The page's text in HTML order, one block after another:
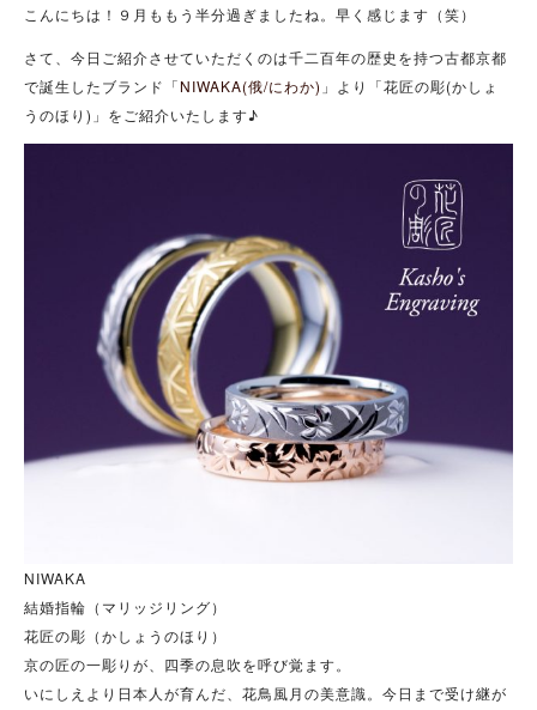
こんにちは！９月ももう半分過ぎましたね。早く感じます（笑）
さて、今日ご紹介させていただくのは千二百年の歴史を持つ古都京都
で誕生したブランド「NIWAKA(俄/にわか) 」より「花匠の彫(かしょ
うのほり)」をご紹介いたします♪
NIWAKA
結婚指輪（マリッジリング）
花匠の彫（かしょうのほり）
京の匠の一彫りが、四季の息吹を呼び覚ます。
いにしえより日本人が育んだ、花鳥風月の美意識。今日まで受け継が